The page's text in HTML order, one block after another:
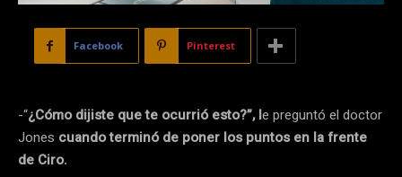
Facebook Pinterest
-“¿Cómo dijiste que te ocurrió esto?”, le preguntó el doctor
Jones cuando terminó de poner los puntos en la frente
de Ciro.